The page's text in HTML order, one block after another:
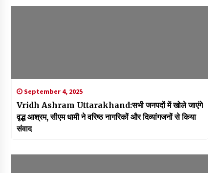
September 4, 2025
Vridh Ashram Uttarakhand:सभी जनपदों में खोले जाएंगे
वृद्ध आश्रम, सीएम धामी ने वरिष्ठ नागरिकों और दिव्यांगजनों से किया
संवाद